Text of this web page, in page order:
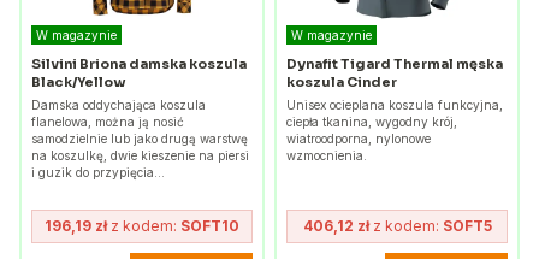
W magazynie
Silvini Briona damska koszula
Black/Yellow
Damska oddychająca koszula
flanelowa, można ją nosić
samodzielnie lub jako drugą warstwę
na koszulkę, dwie kieszenie na piersi
i guzik do przypięcia…
196,19 złz kodem: SOFT10
W magazynie
Dynafit Tigard Thermal męska
koszula Cinder
Unisex ocieplana koszula funkcyjna,
ciepła tkanina, wygodny krój,
wiatroodporna, nylonowe
wzmocnienia.
406,12 złz kodem: SOFT5